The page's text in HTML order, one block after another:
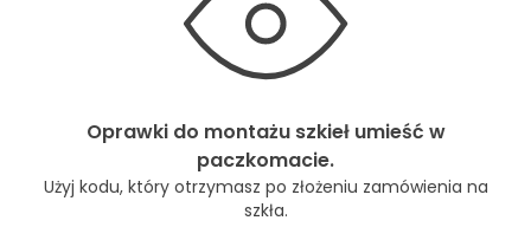
Oprawki do montażu szkieł umieść w
paczkomacie.
Użyj kodu, który otrzymasz po złożeniu zamówienia na
szkła.